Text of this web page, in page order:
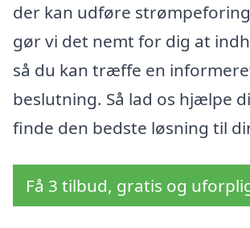
der kan udføre
gør vi det nemt for dig at
så du kan træffe en
beslutning. Så lad os hjælpe
finde den bedste løsning til
Få 3 tilbud, gratis og